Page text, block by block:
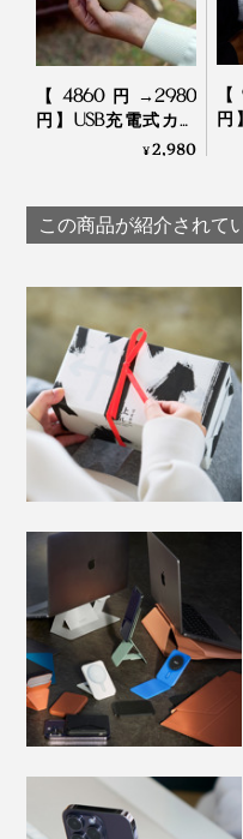
【4860円→2980
円】USB充電式カイ
ロ＆モバイルバッテ
ロ 9600mAh」｜
Coolean
¥2,980
円
充
この商品が紹介されて